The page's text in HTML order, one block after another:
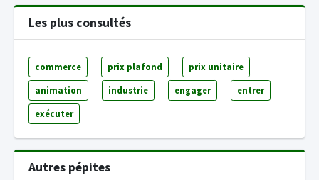
Les plus consultés
commerce prix plafond prix unitaire
animation industrie engager entrer
exécuter
Autres pépites